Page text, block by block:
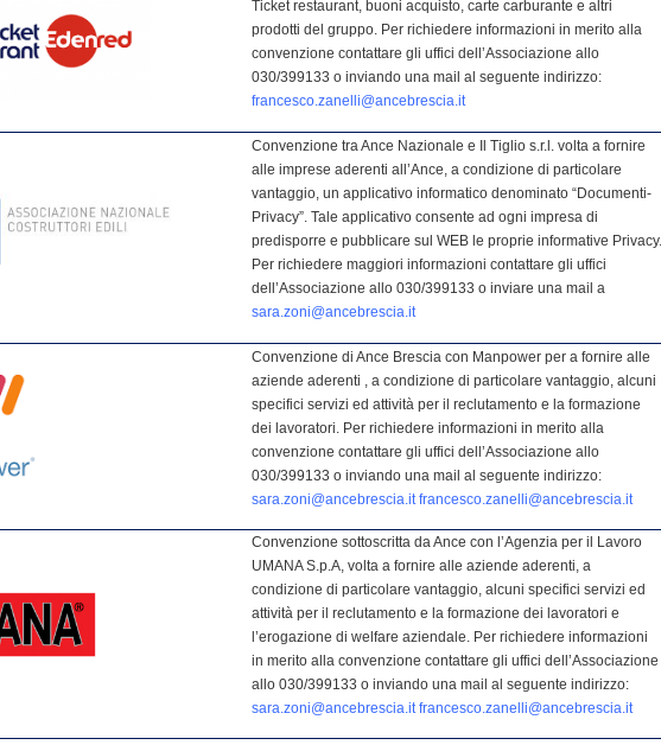
Ticket restaurant, buoni acquisto, carte carburante e altri
prodotti del gruppo. Per richiedere informazioni in merito alla
convenzione contattare gli uffici dell’Associazione allo
030/399133 o inviando una mail al seguente indirizzo:
francesco.zanelli@ancebrescia.it
Convenzione tra Ance Nazionale e Il Tiglio s.r.l. volta a fornire
alle imprese aderenti all’Ance, a condizione di particolare
vantaggio, un applicativo informatico denominato “Documenti-
Privacy”. Tale applicativo consente ad ogni impresa di
predisporre e pubblicare sul WEB le proprie informative Privacy.
Per richiedere maggiori informazioni contattare gli uffici
dell’Associazione allo 030/399133 o inviare una mail a
sara.zoni@ancebrescia.it
Convenzione di Ance Brescia con Manpower per a fornire alle
aziende aderenti , a condizione di particolare vantaggio, alcuni
specifici servizi ed attività per il reclutamento e la formazione
dei lavoratori. Per richiedere informazioni in merito alla
convenzione contattare gli uffici dell’Associazione allo
030/399133 o inviando una mail al seguente indirizzo:
sara.zoni@ancebrescia.it francesco.zanelli@ancebrescia.it
Convenzione sottoscritta da Ance con l’Agenzia per il Lavoro
UMANA S.p.A, volta a fornire alle aziende aderenti, a
condizione di particolare vantaggio, alcuni specifici servizi ed
attività per il reclutamento e la formazione dei lavoratori e
l’erogazione di welfare aziendale. Per richiedere informazioni
in merito alla convenzione contattare gli uffici dell’Associazione
allo 030/399133 o inviando una mail al seguente indirizzo:
sara.zoni@ancebrescia.it francesco.zanelli@ancebrescia.it